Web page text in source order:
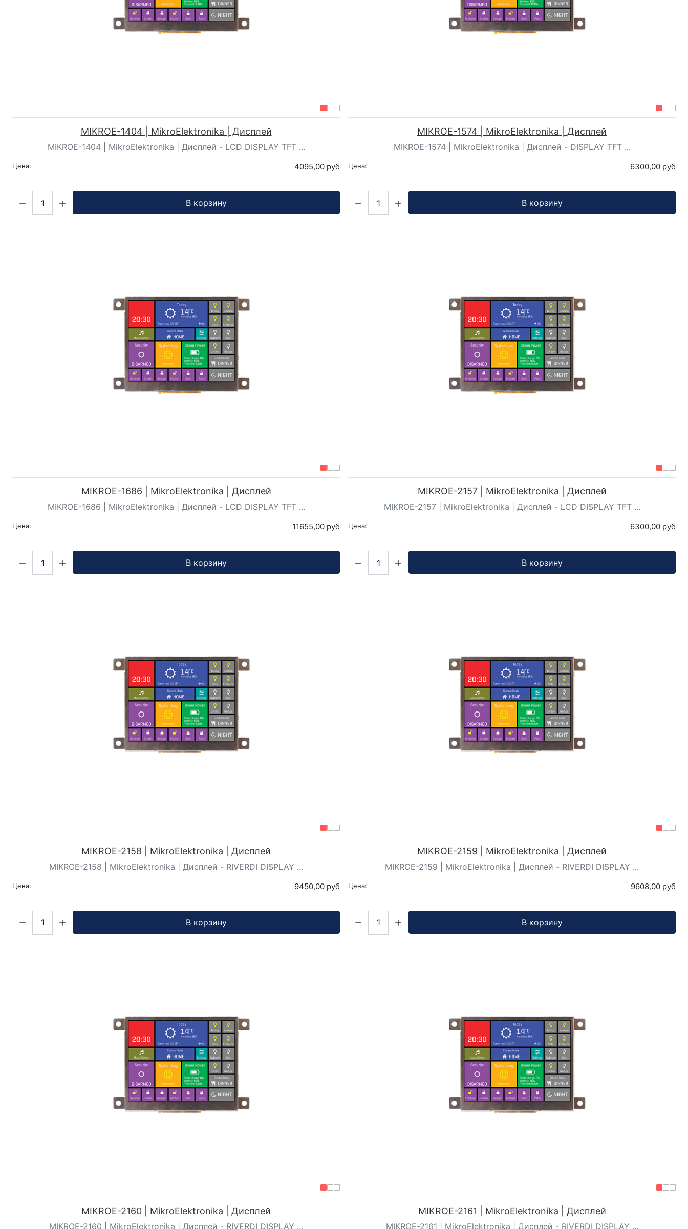
MIKROE-1404 | MikroElektronika | Дисплей
MIKROE-1404 | MikroElektronika | Дисплей - LCD DISPLAY TFT ...
Цена: 4095,00 руб
В корзину
MIKROE-1574 | MikroElektronika | Дисплей
MIKROE-1574 | MikroElektronika | Дисплей - DISPLAY TFT ...
Цена: 6300,00 руб
В корзину
MIKROE-1686 | MikroElektronika | Дисплей
MIKROE-1686 | MikroElektronika | Дисплей - LCD DISPLAY TFT ...
Цена: 11655,00 руб
В корзину
MIKROE-2157 | MikroElektronika | Дисплей
MIKROE-2157 | MikroElektronika | Дисплей - LCD DISPLAY TFT ...
Цена: 6300,00 руб
В корзину
MIKROE-2158 | MikroElektronika | Дисплей
MIKROE-2158 | MikroElektronika | Дисплей - RIVERDI DISPLAY ...
Цена: 9450,00 руб
В корзину
MIKROE-2159 | MikroElektronika | Дисплей
MIKROE-2159 | MikroElektronika | Дисплей - RIVERDI DISPLAY ...
Цена: 9608,00 руб
В корзину
MIKROE-2160 | MikroElektronika | Дисплей
MIKROE-2160 | MikroElektronika | Дисплей - RIVERDI DISPLAY ...
MIKROE-2161 | MikroElektronika | Дисплей
MIKROE-2161 | MikroElektronika | Дисплей - RIVERDI DISPLAY ...